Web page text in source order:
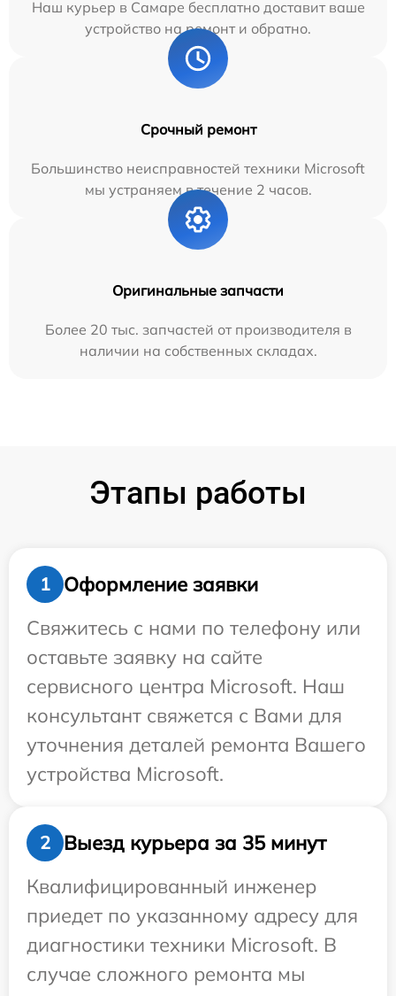
Наш курьер в Самаре бесплатно доставит ваше
устройство на ремонт и обратно.
Срочный ремонт
Большинство неисправностей техники Microsoft
мы устраняем в течение 2 часов.
Оригинальные запчасти
Более 20 тыс. запчастей от производителя в
наличии на собственных складах.
Этапы работы
1
Оформление заявки
Свяжитесь с нами по телефону или
оставьте заявку на сайте
сервисного центра Microsoft. Наш
консультант свяжется с Вами для
уточнения деталей ремонта Вашего
устройства Microsoft.
2
Выезд курьера за 35 минут
Квалифицированный инженер
приедет по указанному адресу для
диагностики техники Microsoft. В
случае сложного ремонта мы